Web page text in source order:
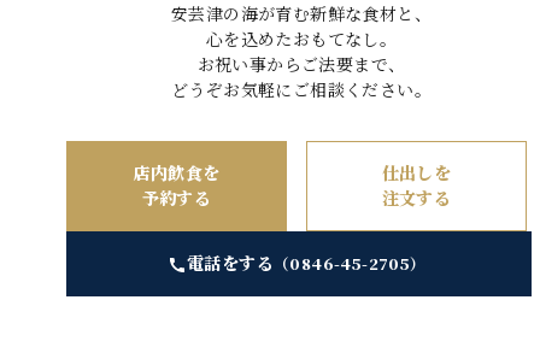
安芸津の海が育む新鮮な食材と、
心を込めたおもてなし。
お祝い事からご法要まで、
どうぞお気軽にご相談ください。
店内飲食を
予約する
仕出しを
注文する
電話をする （0846-45-2705）